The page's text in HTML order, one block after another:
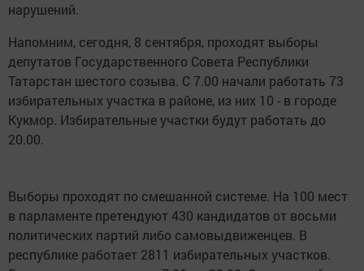
нарушений.
Напомним, сегодня, 8 сентября, проходят выборы
депутатов Государственного Совета Республики
Татарстан шестого созыва. С 7.00 начали работать 73
избирательных участка в районе, из них 10 - в городе
Кукмор. Избирательные участки будут работать до
20.00.
Выборы проходят по смешанной системе. На 100 мест
в парламенте претендуют 430 кандидатов от восьми
политических партий либо самовыдвиженцев. В
республике работает 2811 избирательных участков.